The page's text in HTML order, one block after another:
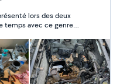
de travaux
projets
lors des deux
temps avec ce genre